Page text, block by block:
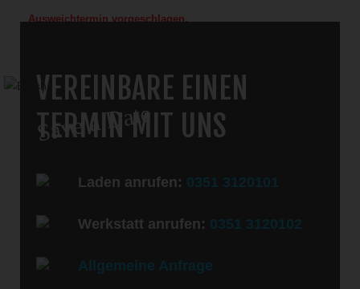
Ausweichtermin vorgeschlagen.
Save a Date
VEREINBARE EINEN
TERMIN MIT UNS
Laden anrufen: 0351 3120101
Werkstatt anrufen: 0351 3120102
Allgemeine Anfrage